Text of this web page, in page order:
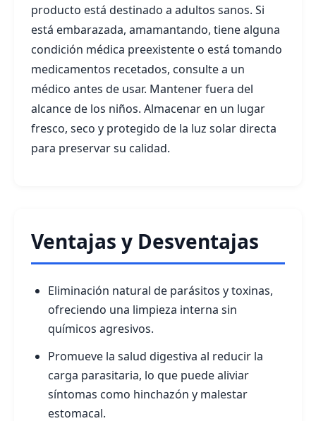
producto está destinado a adultos sanos. Si
está embarazada, amamantando, tiene alguna
condición médica preexistente o está tomando
medicamentos recetados, consulte a un
médico antes de usar. Mantener fuera del
alcance de los niños. Almacenar en un lugar
fresco, seco y protegido de la luz solar directa
para preservar su calidad.
Ventajas y Desventajas
Eliminación natural de parásitos y toxinas,
ofreciendo una limpieza interna sin
químicos agresivos.
Promueve la salud digestiva al reducir la
carga parasitaria, lo que puede aliviar
síntomas como hinchazón y malestar
estomacal.